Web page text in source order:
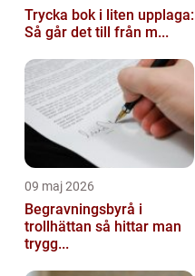
Trycka bok i liten upplaga:
Så går det till från m...
09 maj 2026
Begravningsbyrå i
trollhättan så hittar man
trygg...